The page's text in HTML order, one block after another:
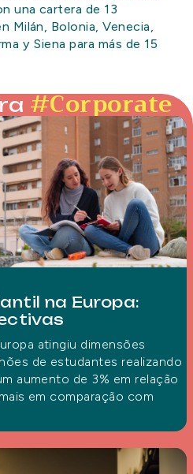
una cartera de 13
Milán, Bolonia, Venecia,
y Siena para más de 15
#Corporate
na Europa:
atingiu dimensões
de estudantes realizando
aumento de 3% em relação
em comparação com